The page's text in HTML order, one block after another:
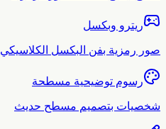
ريترو وبكسل
صور رمزية بفن البكسل الكلاسيكي 8-بت
رسوم توضيحية مسطحة
شخصيات بتصميم مسطح حديث